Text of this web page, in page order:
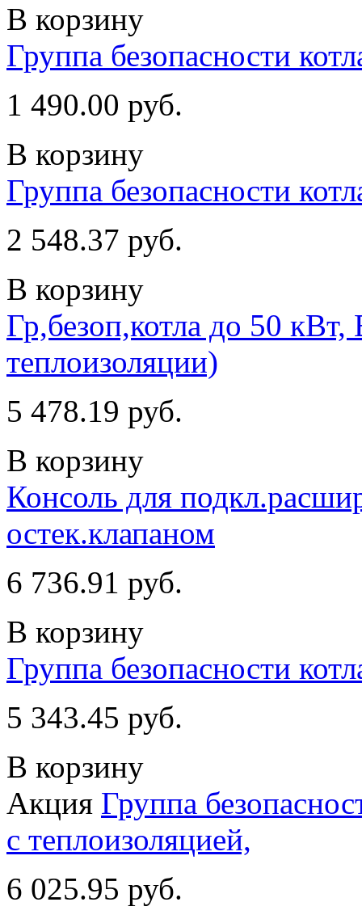
В корзину
Группа безопасности
1 490.00 руб.
В корзину
Группа безопасности
2 548.37 руб.
В корзину
Гр,безоп,котла до 50
теплоизоляции)
5 478.19 руб.
В корзину
Консоль для
остек.клапаном
6 736.91 руб.
В корзину
Группа безопасности
5 343.45 руб.
В корзину
Акция Группа
с теплоизоляцией,
6 025.95 руб.